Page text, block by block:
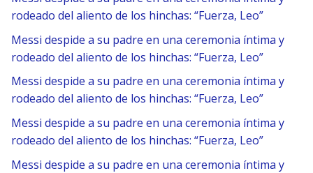
rodeado del aliento de los hinchas: “Fuerza, Leo”
Messi despide a su padre en una ceremonia íntima y
rodeado del aliento de los hinchas: “Fuerza, Leo”
Messi despide a su padre en una ceremonia íntima y
rodeado del aliento de los hinchas: “Fuerza, Leo”
Messi despide a su padre en una ceremonia íntima y
rodeado del aliento de los hinchas: “Fuerza, Leo”
Messi despide a su padre en una ceremonia íntima y